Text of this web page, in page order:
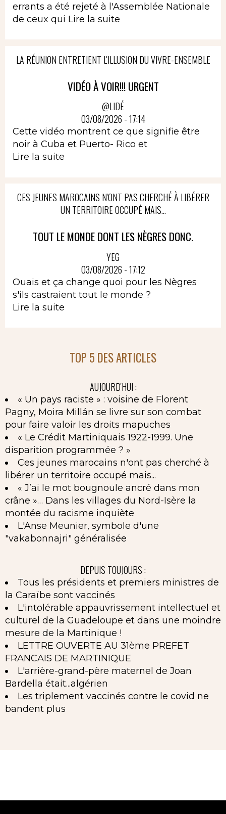
errants a été rejeté à l'Assemblée Nationale
de ceux qui Lire la suite
LA RÉUNION ENTRETIENT L'ILLUSION DU VIVRE-ENSEMBLE
VIDÉO À VOIR!!! URGENT
@LIDÉ
03/08/2026 - 17:14
Cette vidéo montrent ce que signifie être
noir à Cuba et Puerto- Rico et
Lire la suite
CES JEUNES MAROCAINS N'ONT PAS CHERCHÉ À LIBÉRER
UN TERRITOIRE OCCUPÉ MAIS...
TOUT LE MONDE DONT LES NÈGRES DONC.
YEG
03/08/2026 - 17:12
Ouais et ça change quoi pour les Nègres
s'ils castraient tout le monde ?
Lire la suite
TOP 5 DES ARTICLES
AUJOURD'HUI :
« Un pays raciste » : voisine de Florent
Pagny, Moira Millán se livre sur son combat
pour faire valoir les droits mapuches
« Le Crédit Martiniquais 1922-1999. Une
disparition programmée ? »
Ces jeunes marocains n'ont pas cherché à
libérer un territoire occupé mais...
« J’ai le mot bougnoule ancré dans mon
crâne »… Dans les villages du Nord-Isère la
montée du racisme inquiète
L'Anse Meunier, symbole d'une
"vakabonnajri" généralisée
DEPUIS TOUJOURS :
Tous les présidents et premiers ministres de
la Caraïbe sont vaccinés
L'intolérable appauvrissement intellectuel et
culturel de la Guadeloupe et dans une moindre
mesure de la Martinique !
LETTRE OUVERTE AU 31ème PREFET
FRANCAIS DE MARTINIQUE
L'arrière-grand-père maternel de Joan
Bardella était...algérien
Les triplement vaccinés contre le covid ne
bandent plus